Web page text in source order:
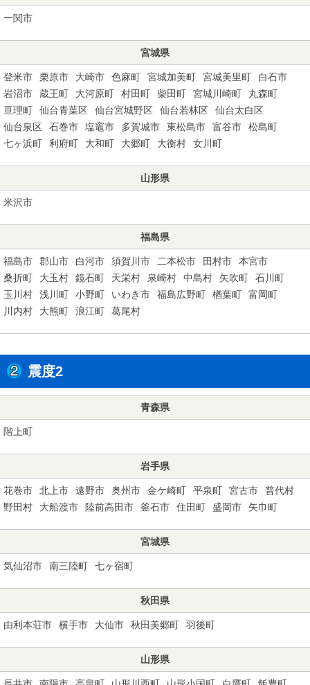
一関市
宮城県
登米市 栗原市 大崎市 色麻町 宮城加美町 宮城美里町
白石市
岩沼市
蔵王町 大河原町 村田町 柴田町 宮城川崎町
丸森町
亘理町
仙台青葉区 仙台宮城野区 仙台若林区
仙台太白区
仙台泉区
石巻市 塩竈市 多賀城市 東松島市 富谷市
松島町
七ヶ浜町
利府町 大和町 大郷町 大衡村 女川町
山形県
米沢市
福島県
福島市 郡山市 白河市 須賀川市 二本松市 田村市
本宮市
桑折町
大玉村 鏡石町 天栄村 泉崎村 中島村 矢吹町
石川町
玉川村
浅川町 小野町 いわき市 福島広野町 楢葉町
富岡町
川内村
大熊町 浪江町 葛尾村
震度2
青森県
階上町
岩手県
花巻市 北上市 遠野市 奥州市 金ケ崎町 平泉町 宮古市
普代村
野田村
大船渡市 陸前高田市 釜石市 住田町 盛岡市 矢巾町
宮城県
気仙沼市 南三陸町 七ヶ宿町
秋田県
由利本荘市 横手市 大仙市 秋田美郷町 羽後町
山形県